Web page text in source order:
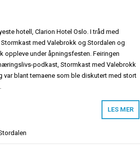
hotell, Clarion Hotel Oslo. I tråd med
med Valebrokk og Stordalen og
oppleve under åpningsfesten. Feiringen
podkast, Stormkast med Valebrokk
var blant temaene som ble diskutert med stort
LES MER